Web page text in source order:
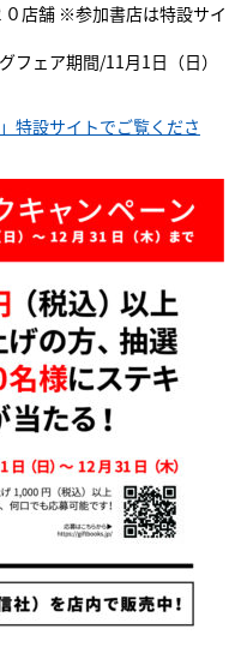
店舗 ※参加書店は特設サイ
ェア期間/11月1日（日）
特設サイトでご覧くださ